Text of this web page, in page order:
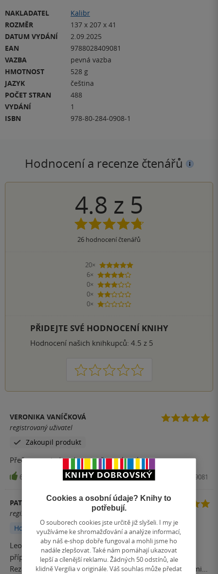
NAKLADATEL
Kalibr
ROZMĚR
137 x 207 x 41
DATUM VYDÁNÍ
2.09.2025
EAN
9788028409081
VAZBA
pevná vazba
HMOTNOST
528 g
JAZYK
čeština
POČET STRAN
488
VYDÁNÍ
1
ISBN
978-80-284-0908-1
Hodnocení a recenze čtenářů
4.8 z 5
26 hodnocení čtenářů
20×
5 hvězdiček
6×
4 hvězdičky
0×
3 hvězdičky
0×
2 hvězdičky
0×
1 hvezdička
PŘIDEJTE SVÉ HODNOCENÍ KNIHY
Hodnocení našich knihkupců: 4.5 z 5
1 2 3 4 5
VERONIKA VANÍČKOVÁ
registrovaný uživatel
Zakoupil produkt
Přečteno za jeden den....opět napínavé...
6 Kniha, Kalibr, 2025, 9788028409081
PATRIOT51
registrovaný uživatel
Hodnoceno z aplikace
Leo Askerová a její tým z Oddělení zdrojů řeší odložený
případ - vraždu ženy, spáchanou před deseti lety v
Rezavém lese. Na místě opředeném dávnými tajemstvími,
Cookies a osobní údaje? Knihy to
potřebují.
O souborech cookies jste určitě již slyšeli. I my je
využíváme ke shromažďování a analýze informací,
aby náš e-shop dobře fungoval a mohli jsme ho
nadále zlepšovat. Také nám pomáhají ukazovat
lepší a cílenější reklamu. Žádných 50 odstínů, ale
klidně Vergilia v originále. Váš souhlas může předat